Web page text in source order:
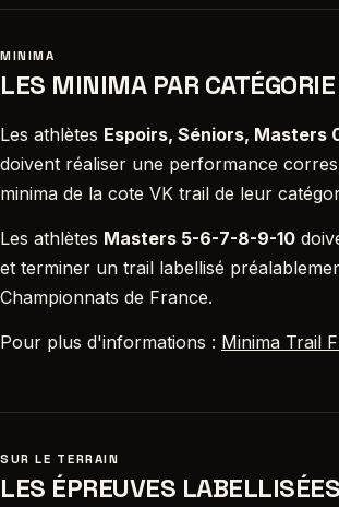
MINIMA
LES MINIMA PAR CATÉGORIE
Les athlètes Espoirs, Séniors, Masters
doivent réaliser une performance
minima de la cote VK trail de leur
Les athlètes Masters 5-6-7-8-9-10
et terminer un trail labellisé
Championnats de France.
Pour plus d'informations : Minima Trail
SUR LE TERRAIN
LES ÉPREUVES LABELLISÉES